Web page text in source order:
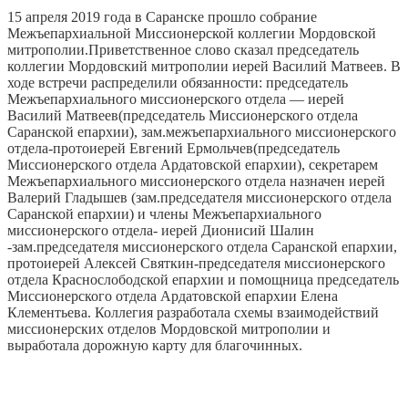
15 апреля 2019 года в Саранске прошло собрание
Межъепархиальной Миссионерской коллегии Мордовской
митрополии.Приветственное слово сказал председатель
коллегии Мордовский митрополии иерей Василий Матвеев. В
ходе встречи распределили обязанности: председатель
Межъепархиального миссионерского отдела — иерей
Василий Матвеев(председатель Миссионерского отдела
Саранской епархии), зам.межъепархиального миссионерского
отдела-протоиерей Евгений Ермольчев(председатель
Миссионерского отдела Ардатовской епархии), секретарем
Межъепархиального миссионерского отдела назначен иерей
Валерий Гладышев (зам.председателя миссионерского отдела
Саранской епархии) и члены Межъепархиального
миссионерского отдела- иерей Дионисий Шалин
-зам.председателя миссионерского отдела Саранской епархии,
протоиерей Алексей Святкин-председателя миссионерского
отдела Краснослободской епархии и помощница председатель
Миссионерского отдела Ардатовской епархии Елена
Клементьева. Коллегия разработала схемы взаимодействий
миссионерских отделов Мордовской митрополии и
выработала дорожную карту для благочинных.